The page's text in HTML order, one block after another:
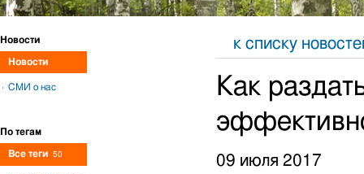
к списку
Как
09 июля 2017
Новости
Новости
СМИ о нас
По тегам
Все теги 50